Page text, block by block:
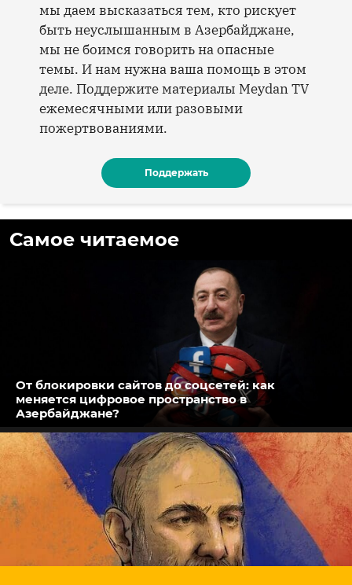
мы даем высказаться тем, кто рискует
быть неуслышанным в Азербайджане,
мы не боимся говорить на опасные
темы. И нам нужна ваша помощь в этом
деле. Поддержите материалы Meydan TV
ежемесячными или разовыми
пожертвованиями.
Поддержать
Самое читаемое
От блокировки сайтов до соцсетей: как
меняется цифровое пространство в
Азербайджане?